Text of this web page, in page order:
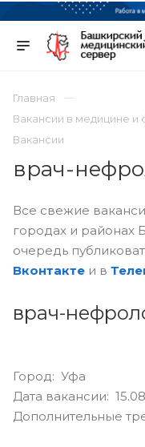
Главная
Вакансии в медицине
Вакансии
врач-
Все свежие
городах и районах
очередь
Вконтакте и в
врач-
Город: Уфа
Дата вакансии:
Дополнительные